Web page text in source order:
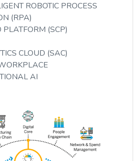
ROBOTIC PROCESS
(RPA)
(SCP)
CLOUD (SAC)
AI